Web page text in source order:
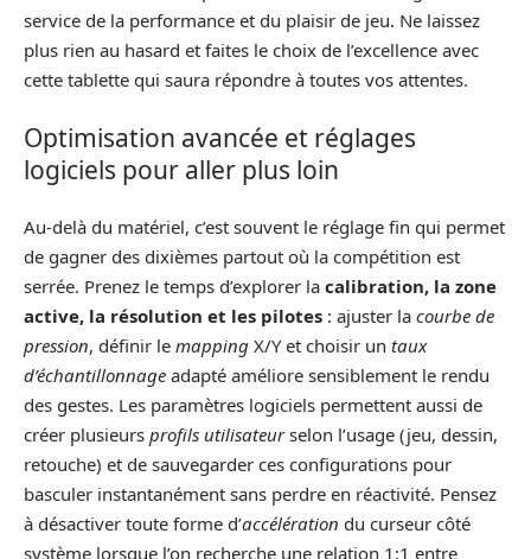
service de la performance et du plaisir de jeu. Ne laissez
plus rien au hasard et faites le choix de l’excellence avec
cette tablette qui saura répondre à toutes vos attentes.
Optimisation avancée et réglages
logiciels pour aller plus loin
Au-delà du matériel, c’est souvent le réglage fin qui permet
de gagner des dixièmes partout où la compétition est
serrée. Prenez le temps d’explorer la calibration, la zone
active, la résolution et les pilotes : ajuster la courbe de
pression, définir le mapping X/Y et choisir un taux
d’échantillonnage adapté améliore sensiblement le rendu
des gestes. Les paramètres logiciels permettent aussi de
créer plusieurs profils utilisateurselon l’usage (jeu, dessin,
retouche) et de sauvegarder ces configurations pour
basculer instantanément sans perdre en réactivité. Pensez
à désactiver toute forme d’accélération du curseur côté
système lorsque l’on recherche une relation 1:1 entre